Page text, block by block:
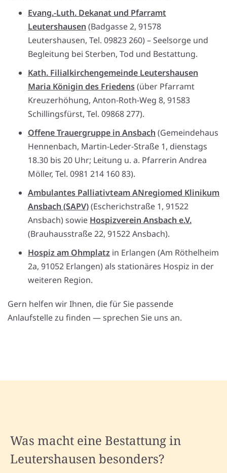
Evang.-Luth. Dekanat und Pfarramt
Leutershausen (Badgasse 2, 91578
Leutershausen, Tel. 09823 260) – Seelsorge und
Begleitung bei Sterben, Tod und Bestattung.
Kath. Filialkirchengemeinde Leutershausen
Maria Königin des Friedens(über Pfarramt
Kreuzerhöhung, Anton-Roth-Weg 8, 91583
Schillingsfürst, Tel. 09868 277).
Offene Trauergruppe in Ansbach (Gemeindehaus
Hennenbach, Martin-Leder-Straße 1, dienstags
18.30 bis 20 Uhr; Leitung u. a. Pfarrerin Andrea
Möller, Tel. 0981 214 160 83).
Ambulantes Palliativteam ANregiomed Klinikum
Ansbach (SAPV)(Escherichstraße 1, 91522
Ansbach) sowie Hospizverein Ansbach e.V.
(Brauhausstraße 22, 91522 Ansbach).
Hospiz am Ohmplatz in Erlangen (Am Röthelheim
2a, 91052 Erlangen) als stationäres Hospiz in der
weiteren Region.
Gern helfen wir Ihnen, die für Sie passende
Anlaufstelle zu finden — sprechen Sie uns an.
Was macht eine Bestattung in
Leutershausen besonders?